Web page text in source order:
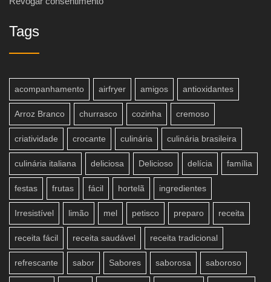
Tags
acompanhamento airfryer amigos antioxidantes
Arroz Branco churrasco cozinha cremoso
criatividade crocante culinária culinária brasileira
culinária italiana deliciosa Delicioso delícia família
festas frutas fácil hortelã ingredientes
Irresistível limão mel petisco preparo receita
receita fácil receita saudável receita tradicional
refrescante sabor Sabores saborosa saboroso